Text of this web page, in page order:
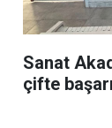
Sanat
çifte başarı